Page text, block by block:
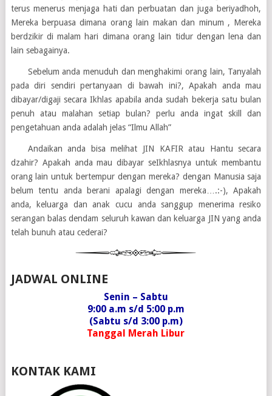
terus menerus menjaga hati dan perbuatan dan juga beriyadhoh,
Mereka berpuasa dimana orang lain makan dan minum , Mereka
berdzikir di malam hari dimana orang lain tidur dengan lena dan
lain sebagainya.
Sebelum anda menuduh dan menghakimi orang lain, Tanyalah
pada diri sendiri pertanyaan di bawah ini?, Apakah anda mau
dibayar/digaji secara Ikhlas apabila anda sudah bekerja satu bulan
penuh atau malahan setiap bulan? perlu anda ingat skill dan
pengetahuan anda adalah jelas “Ilmu Allah”
Andaikan anda bisa melihat JIN KAFIR atau Hantu secara
dzahir? Apakah anda mau dibayar seIkhlasnya untuk membantu
orang lain untuk bertempur dengan mereka? dengan Manusia saja
belum tentu anda berani apalagi dengan mereka….:-), Apakah
anda, keluarga dan anak cucu anda sanggup menerima resiko
serangan balas dendam seluruh kawan dan keluarga JIN yang anda
telah bunuh atau cederai?
JADWAL ONLINE
Senin – Sabtu
9:00 a.m s/d 5:00 p.m
(Sabtu s/d 3:00 p.m)
Tanggal Merah Libur
KONTAK KAMI